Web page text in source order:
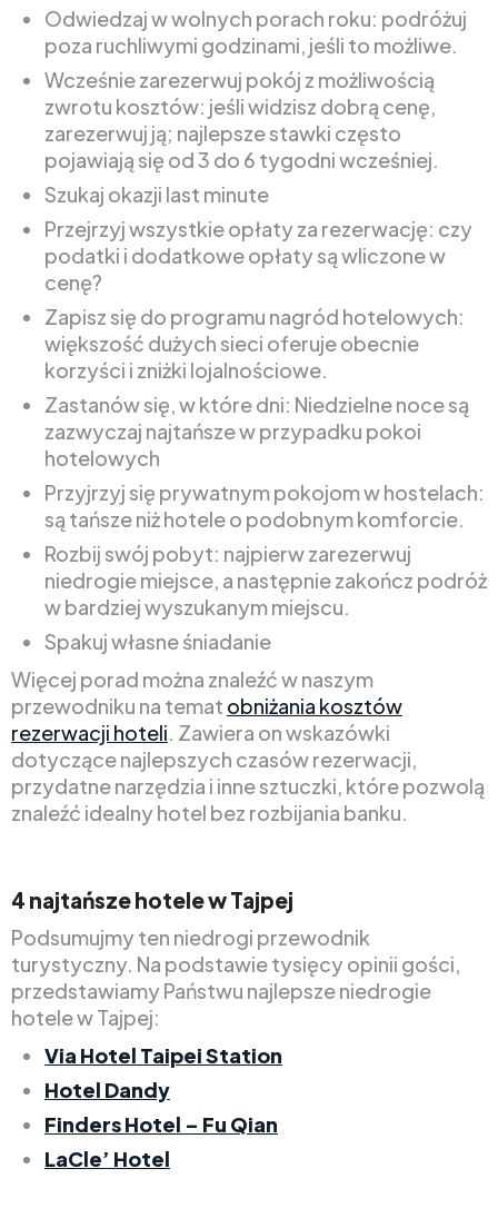
Odwiedzaj w wolnych porach roku: podróżuj
poza ruchliwymi godzinami, jeśli to możliwe.
Wcześnie zarezerwuj pokój z możliwością
zwrotu kosztów: jeśli widzisz dobrą cenę,
zarezerwuj ją; najlepsze stawki często
pojawiają się od 3 do 6 tygodni wcześniej.
Szukaj okazji last minute
Przejrzyj wszystkie opłaty za rezerwację: czy
podatki i dodatkowe opłaty są wliczone w
cenę?
Zapisz się do programu nagród hotelowych:
większość dużych sieci oferuje obecnie
korzyści i zniżki lojalnościowe.
Zastanów się, w które dni: Niedzielne noce są
zazwyczaj najtańsze w przypadku pokoi
hotelowych
Przyjrzyj się prywatnym pokojom w hostelach:
są tańsze niż hotele o podobnym komforcie.
Rozbij swój pobyt: najpierw zarezerwuj
niedrogie miejsce, a następnie zakończ podróż
w bardziej wyszukanym miejscu.
Spakuj własne śniadanie
Więcej porad można znaleźć w naszym
przewodniku na temat obniżania kosztów
rezerwacji hoteli. Zawiera on wskazówki
dotyczące najlepszych czasów rezerwacji,
przydatne narzędzia i inne sztuczki, które pozwolą
znaleźć idealny hotel bez rozbijania banku.
4 najtańsze hotele w Tajpej
Podsumujmy ten niedrogi przewodnik
turystyczny. Na podstawie tysięcy opinii gości,
przedstawiamy Państwu najlepsze niedrogie
hotele w Tajpej:
Via Hotel Taipei Station
Hotel Dandy
Finders Hotel – Fu Qian
LaCle’ Hotel